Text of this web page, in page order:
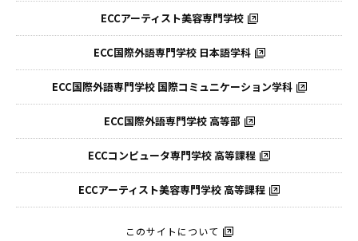
ECCアーティスト美容専門学校
ECC国際外語専門学校 日本語学科
ECC国際外語専門学校 国際コミュニケーション学科
ECC国際外語専門学校 高等部
ECCコンピュータ専門学校 高等課程
ECCアーティスト美容専門学校 高等課程
このサイトについて